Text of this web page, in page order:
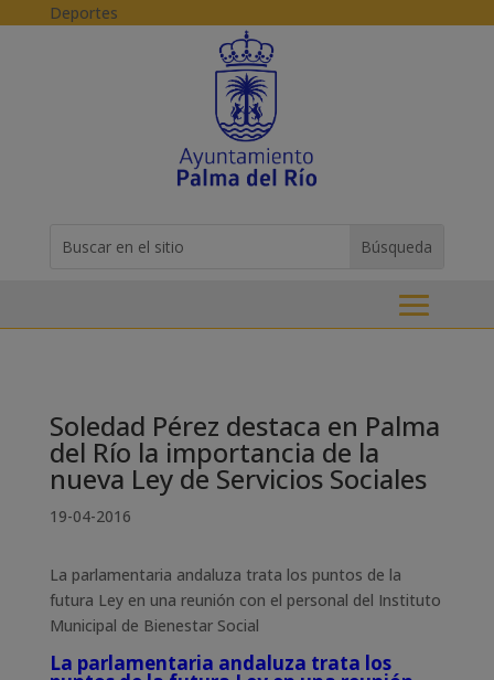
Skip to content
Deportes
for...
Soledad Pérez destaca en Palma
del Río la importancia de la
nueva Ley de Servicios Sociales
19-04-2016
La parlamentaria andaluza trata los puntos de la
futura Ley en una reunión con el personal del Instituto
Municipal de Bienestar Social
La parlamentaria andaluza trata los